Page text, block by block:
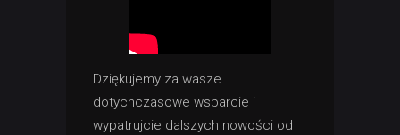
Dziękujemy za wasze
dotychczasowe wsparcie i
wypatrujcie dalszych nowości od